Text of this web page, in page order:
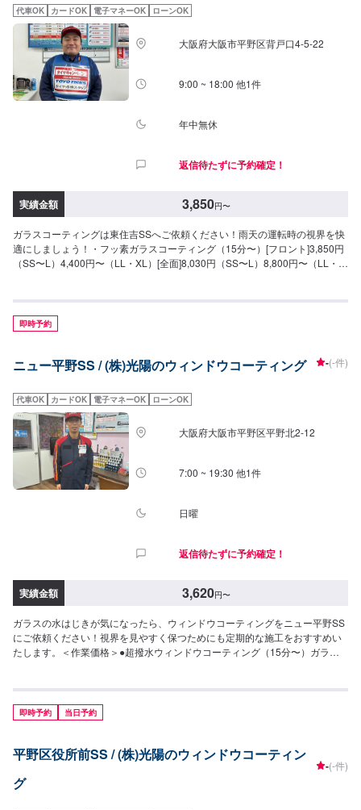
代車OK カードOK 電子マネーOK ローンOK
大阪府大阪市平野区背戸口4-5-22
9:00 ~ 18:00 他1件
年中無休
返信待たずに予約確定！
実績金額 3,850円〜
ガラスコーティングは東住吉SSへご依頼ください！雨天の運転時の視界を快
適にしましょう！・フッ素ガラスコーティング（15分〜）[フロント]3,850円
（SS〜L）4,400円〜（LL・XL）[全面]8,030円（SS〜L）8,800円〜（LL・
て価格が変動します
即時予約
ニュー平野SS / (株)光陽のウィンドウコーティング -(-件)
代車OK カードOK 電子マネーOK ローンOK
大阪府大阪市平野区平野北2-12
7:00 ~ 19:30 他1件
日曜
返信待たずに予約確定！
実績金額 3,620円〜
ガラスの水はじきが気になったら、ウィンドウコーティングをニュー平野SS
にご依頼ください！視界を見やすく保つためにも定期的な施工をおすすめい
たします。＜作業価格＞●超撥水ウィンドウコーティング（15分〜）ガラス
8,030円（SS・S・Mサイズ）・8,800円（L・LLサイズ）・9,580円（XLサイ
ズ）●油膜取り（15分〜）雨天時に視界をさまたあげつぎらつく油膜をスッ
キリ取り去ります。価格は来店時にお問い合わせください（油膜の量によっ
即時予約 当日予約
平野区役所前SS / (株)光陽のウィンドウコーティン
グ
-(-件)